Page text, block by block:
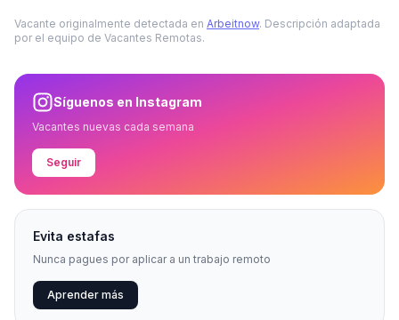
Vacante originalmente detectada en Arbeitnow. Descripción adaptada
por el equipo de Vacantes Remotas.
Síguenos en Instagram
Vacantes nuevas cada semana
Seguir
Evita estafas
Nunca pagues por aplicar a un trabajo remoto
Aprender más